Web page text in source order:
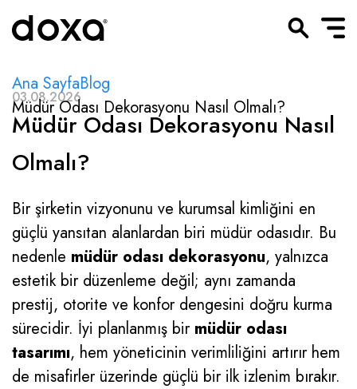
Ana SayfaBlog
Müdür Odası Dekorasyonu Nasıl Olmalı?
03.08.2026
Müdür Odası Dekorasyonu Nasıl
Olmalı?
Bir şirketin vizyonunu ve kurumsal kimliğini en
güçlü yansıtan alanlardan biri müdür odasıdır. Bu
nedenle müdür odası dekorasyonu, yalnızca
estetik bir düzenleme değil; aynı zamanda
prestij, otorite ve konfor dengesini doğru kurma
sürecidir. İyi planlanmış bir müdür odası
tasarımı, hem yöneticinin verimliliğini artırır hem
de misafirler üzerinde güçlü bir ilk izlenim bırakır.